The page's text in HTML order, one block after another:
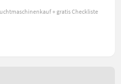
+ gratis Checkliste